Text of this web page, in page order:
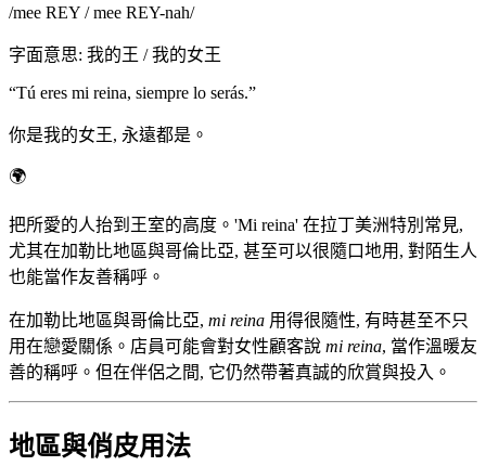
/mee REY / mee REY-nah/
字面意思: 我的王 / 我的女王
“Tú eres mi reina, siempre lo serás.”
你是我的女王, 永遠都是。
🌍
把所愛的人抬到王室的高度。'Mi reina' 在拉丁美洲特別常見,
尤其在加勒比地區與哥倫比亞, 甚至可以很隨口地用, 對陌生人
也能當作友善稱呼。
在加勒比地區與哥倫比亞, mi reina 用得很隨性, 有時甚至不只
用在戀愛關係。店員可能會對女性顧客說 mi reina, 當作溫暖友
善的稱呼。但在伴侶之間, 它仍然帶著真誠的欣賞與投入。
地區與俏皮用法